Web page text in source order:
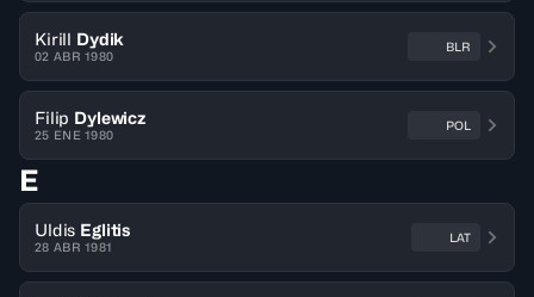
Kirill Dydik
02 ABR 1980
BLR
Filip Dylewicz
25 ENE 1980
POL
E
Uldis Eglitis
28 ABR 1981
LAT